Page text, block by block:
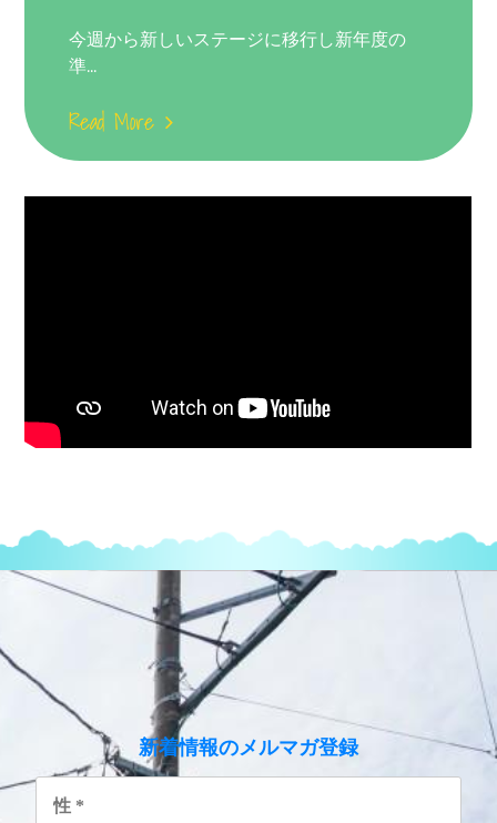
今週から新しいステージに移行し新年度の
準...
Read More
新着情報のメルマガ登録
性